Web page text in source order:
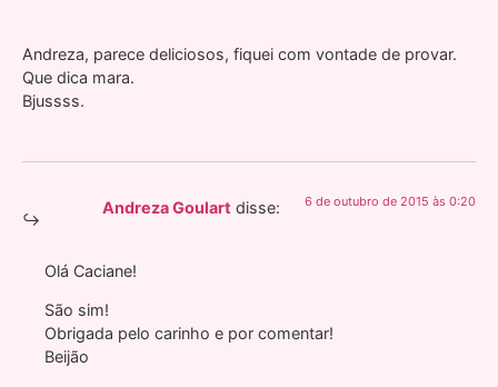
Andreza, parece deliciosos, fiquei com vontade de provar.
Que dica mara.
Bjussss.
Andreza Goulart disse: 6 de outubro de 2015 às 0:20
Olá Caciane!
São sim!
Obrigada pelo carinho e por comentar!
Beijão